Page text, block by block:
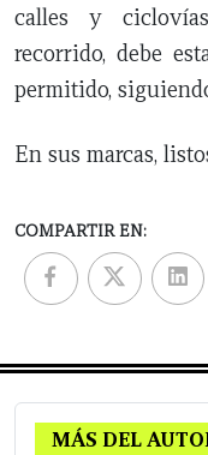
calles y
recorrido, debe
permitido,
En sus marcas,
COMPARTIR EN:
MÁS DEL